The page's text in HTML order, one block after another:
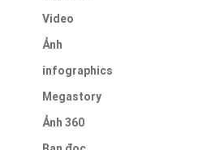
Video
Ảnh
infographics
Megastory
Ảnh 360